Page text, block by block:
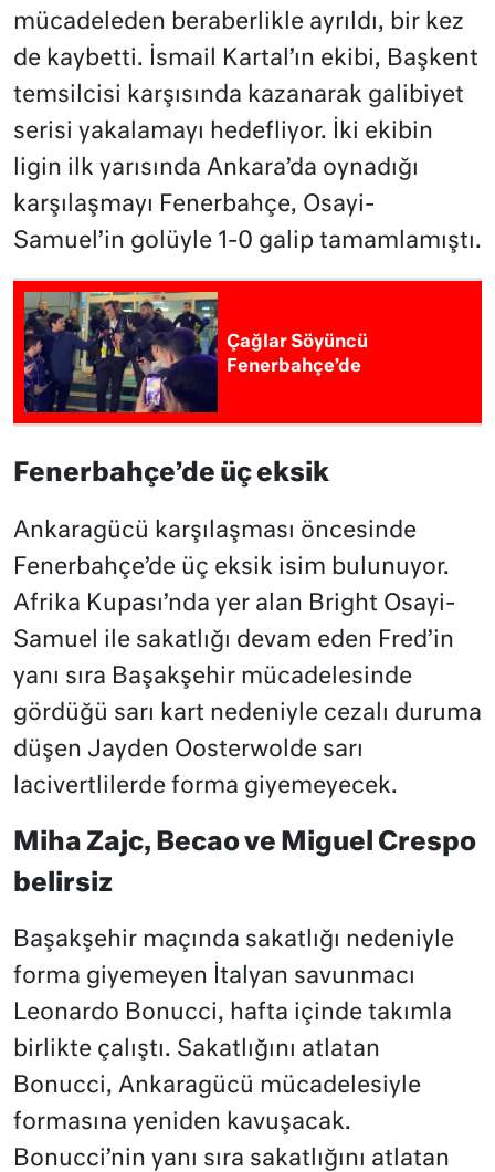
mücadeleden beraberlikle ayrıldı, bir kez
de kaybetti. İsmail Kartal’ın ekibi, Başkent
temsilcisi karşısında kazanarak galibiyet
serisi yakalamayı hedefliyor. İki ekibin
ligin ilk yarısında Ankara’da oynadığı
karşılaşmayı Fenerbahçe, Osayi-
Samuel’in golüyle 1-0 galip tamamlamıştı.
Çağlar Söyüncü
Fenerbahçe’de
Fenerbahçe’de üç eksik
Ankaragücü karşılaşması öncesinde
Fenerbahçe’de üç eksik isim bulunuyor.
Afrika Kupası’nda yer alan Bright Osayi-
Samuel ile sakatlığı devam eden Fred’in
yanı sıra Başakşehir mücadelesinde
gördüğü sarı kart nedeniyle cezalı duruma
düşen Jayden Oosterwolde sarı
lacivertlilerde forma giyemeyecek.
Miha Zajc, Becao ve Miguel Crespo
belirsiz
Başakşehir maçında sakatlığı nedeniyle
forma giyemeyen İtalyan savunmacı
Leonardo Bonucci, hafta içinde takımla
birlikte çalıştı. Sakatlığını atlatan
Bonucci, Ankaragücü mücadelesiyle
formasına yeniden kavuşacak.
Bonucci’nin yanı sıra sakatlığını atlatan